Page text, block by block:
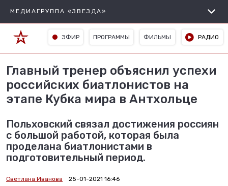
МЕДИАГРУППА «ЗВЕЗДА»
ЭФИР ПРОГРАММЫ ФИЛЬМЫ РАДИО
Главный тренер объяснил успехи
российских биатлонистов на
этапе Кубка мира в Антхольце
Польховский связал достижения россиян
с большой работой, которая была
проделана биатлонистами в
подготовительный период.
Светлана Иванова 25-01-2021 16:46